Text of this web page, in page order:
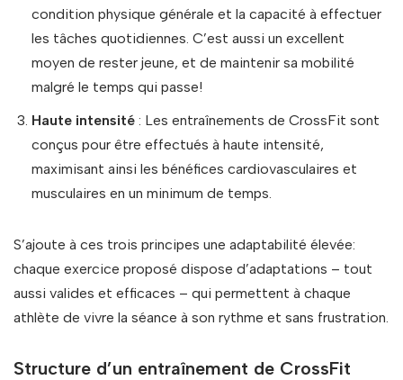
condition physique générale et la capacité à effectuer
les tâches quotidiennes. C’est aussi un excellent
moyen de rester jeune, et de maintenir sa mobilité
malgré le temps qui passe!
Haute intensité : Les entraînements de CrossFit sont
conçus pour être effectués à haute intensité,
maximisant ainsi les bénéfices cardiovasculaires et
musculaires en un minimum de temps.
S’ajoute à ces trois principes une adaptabilité élevée:
chaque exercice proposé dispose d’adaptations – tout
aussi valides et efficaces – qui permettent à chaque
athlète de vivre la séance à son rythme et sans frustration.
Structure d’un entraînement de CrossFit